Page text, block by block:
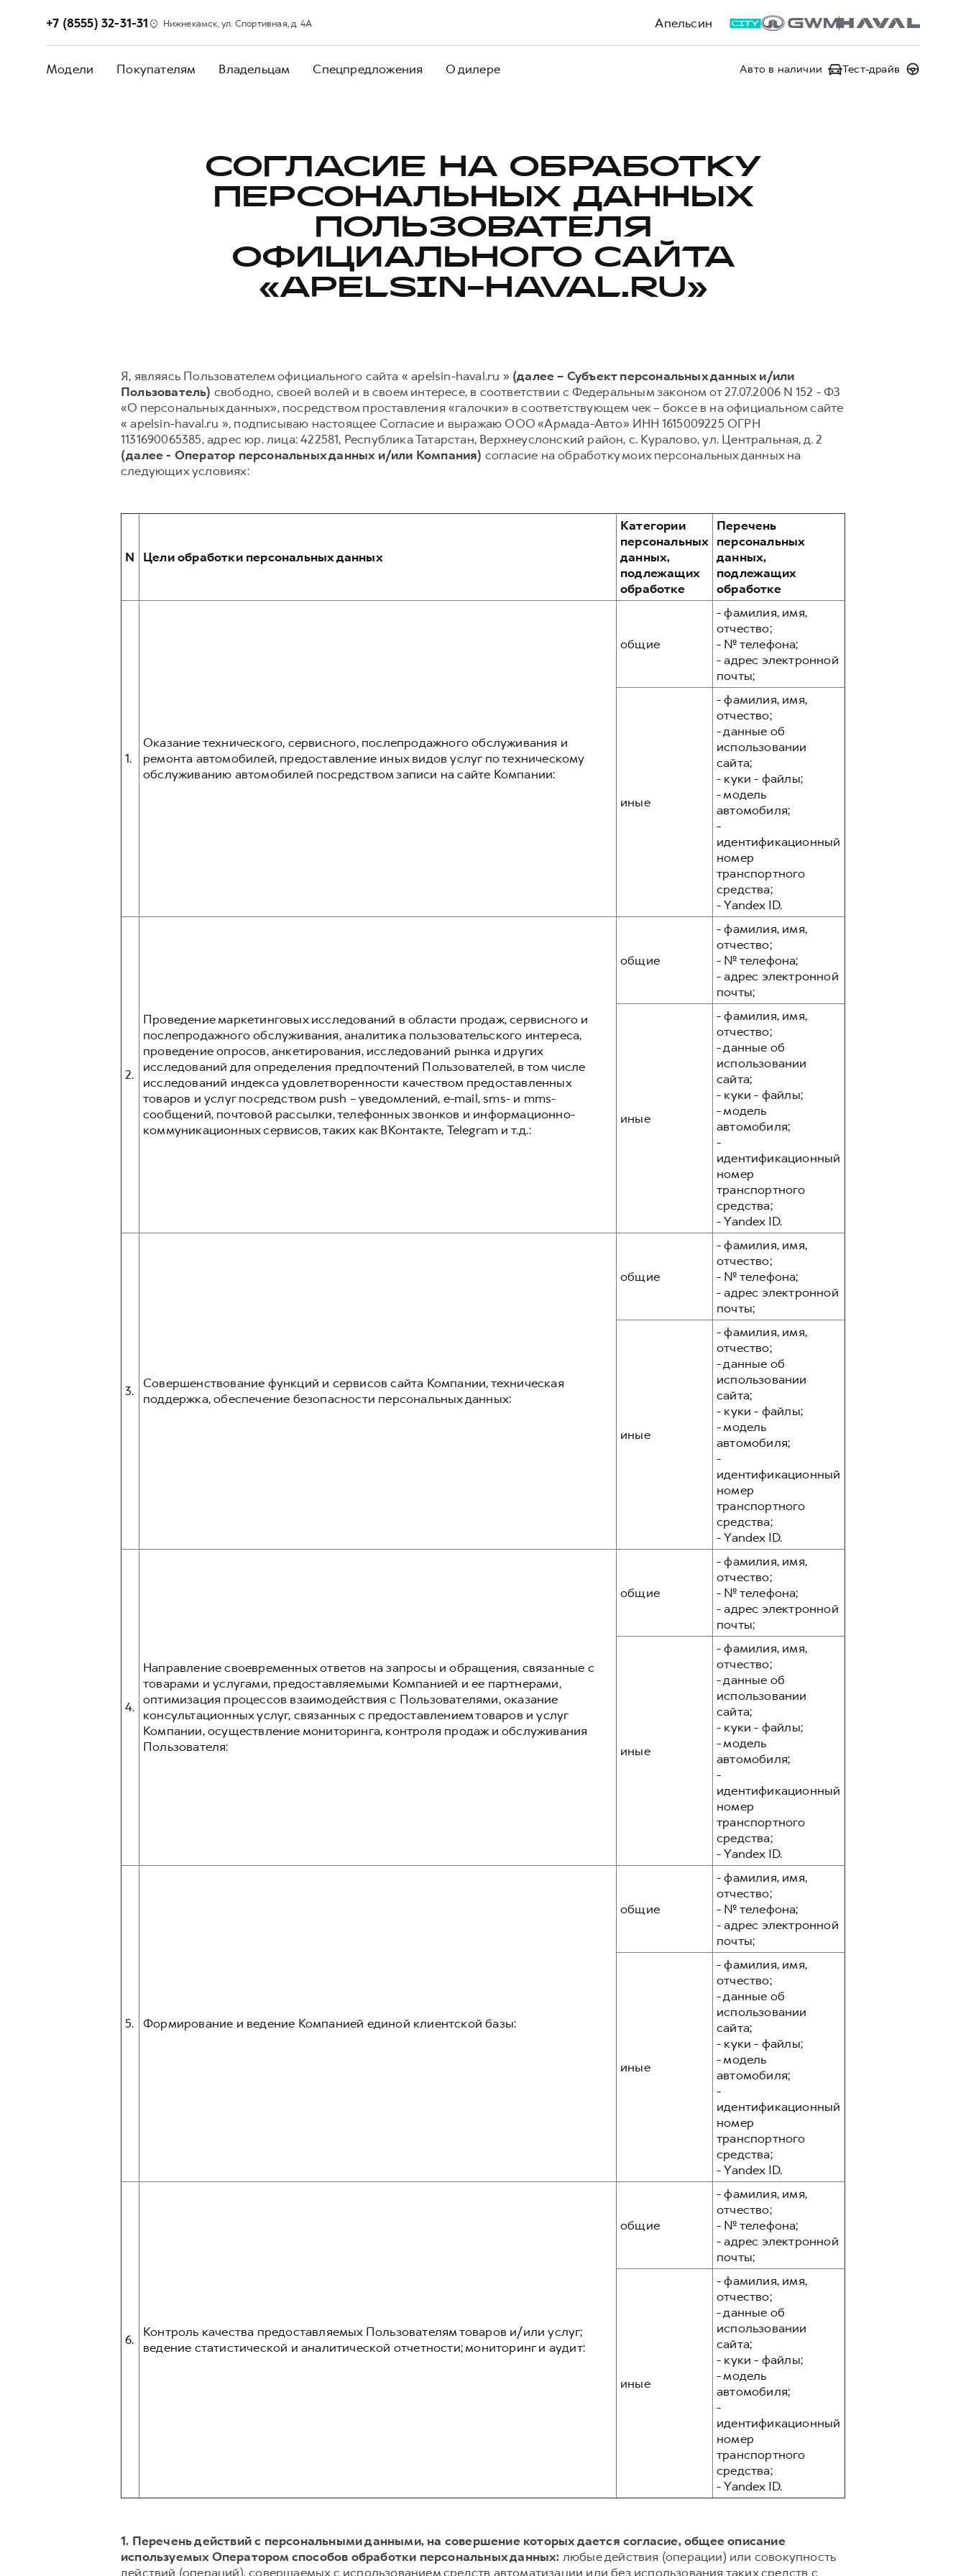
Апельсин
+7 (8555) 32-31-31 Нижнекамск, ул. Спортивная, д. 4А
Модели Покупателям Владельцам Спецпредложения О дилере Авто в наличии Тест-драйв
СОГЛАСИЕ НА ОБРАБОТКУ
ПЕРСОНАЛЬНЫХ ДАННЫХ
ПОЛЬЗОВАТЕЛЯ
ОФИЦИАЛЬНОГО САЙТА
«APELSIN-HAVAL.RU»
Я, являясь Пользователем официального сайта « apelsin-haval.ru » (далее – Субъект персональных данных и/или
Пользователь) свободно, своей волей и в своем интересе, в соответствии с Федеральным законом от 27.07.2006 N 152 - ФЗ
«О персональных данных», посредством проставления «галочки» в соответствующем чек – боксе в на официальном сайте
« apelsin-haval.ru », подписываю настоящее Согласие и выражаю ООО «Армада-Авто» ИНН 1615009225 ОГРН
1131690065385, адрес юр. лица: 422581, Республика Татарстан, Верхнеуслонский район, с. Куралово, ул. Центральная, д. 2
(далее - Оператор персональных данных и/или Компания) согласие на обработку моих персональных данных на
следующих условиях:
N Цели обработки персональных данных
Категории
персональных
данных,
подлежащих
обработке
Перечень
персональных
данных,
подлежащих
обработке
1.
Оказание технического, сервисного, послепродажного обслуживания и
ремонта автомобилей, предоставление иных видов услуг по техническому
обслуживанию автомобилей посредством записи на сайте Компании:
общие
- фамилия, имя,
отчество;
- № телефона;
- адрес электронной
почты;
иные
- фамилия, имя,
отчество;
- данные об
использовании
сайта;
- куки - файлы;
- модель
автомобиля;
-
идентификационный
номер
транспортного
средства;
- Yandex ID.
2.
Проведение маркетинговых исследований в области продаж, сервисного и
послепродажного обслуживания, аналитика пользовательского интереса,
проведение опросов, анкетирования, исследований рынка и других
исследований для определения предпочтений Пользователей, в том числе
исследований индекса удовлетворенности качеством предоставленных
товаров и услуг посредством push – уведомлений, e-mail, sms- и mms-
сообщений, почтовой рассылки, телефонных звонков и информационно-
коммуникационных сервисов, таких как ВКонтакте, Telegram и т.д.:
общие
- фамилия, имя,
отчество;
- № телефона;
- адрес электронной
почты;
иные
- фамилия, имя,
отчество;
- данные об
использовании
сайта;
- куки - файлы;
- модель
автомобиля;
-
идентификационный
номер
транспортного
средства;
- Yandex ID.
3.
Совершенствование функций и сервисов сайта Компании, техническая
поддержка, обеспечение безопасности персональных данных:
общие
- фамилия, имя,
отчество;
- № телефона;
- адрес электронной
почты;
иные
- фамилия, имя,
отчество;
- данные об
использовании
сайта;
- куки - файлы;
- модель
автомобиля;
-
идентификационный
номер
транспортного
средства;
- Yandex ID.
4.
Направление своевременных ответов на запросы и обращения, связанные с
товарами и услугами, предоставляемыми Компанией и ее партнерами,
оптимизация процессов взаимодействия с Пользователями, оказание
консультационных услуг, связанных с предоставлением товаров и услуг
Компании, осуществление мониторинга, контроля продаж и обслуживания
Пользователя:
общие
- фамилия, имя,
отчество;
- № телефона;
- адрес электронной
почты;
иные
- фамилия, имя,
отчество;
- данные об
использовании
сайта;
- куки - файлы;
- модель
автомобиля;
-
идентификационный
номер
транспортного
средства;
- Yandex ID.
5. Формирование и ведение Компанией единой клиентской базы:
общие
- фамилия, имя,
отчество;
- № телефона;
- адрес электронной
почты;
иные
- фамилия, имя,
отчество;
- данные об
использовании
сайта;
- куки - файлы;
- модель
автомобиля;
-
идентификационный
номер
транспортного
средства;
- Yandex ID.
6.
Контроль качества предоставляемых Пользователям товаров и/или услуг;
ведение статистической и аналитической отчетности; мониторинг и аудит:
общие
- фамилия, имя,
отчество;
- № телефона;
- адрес электронной
почты;
иные
- фамилия, имя,
отчество;
- данные об
использовании
сайта;
- куки - файлы;
- модель
автомобиля;
-
идентификационный
номер
транспортного
средства;
- Yandex ID.
1. Перечень действий с персональными данными, на совершение которых дается согласие, общее описание
используемых Оператором способов обработки персональных данных: любые действия (операции) или совокупность
действий (операций), совершаемых с использованием средств автоматизации или без использования таких средств с